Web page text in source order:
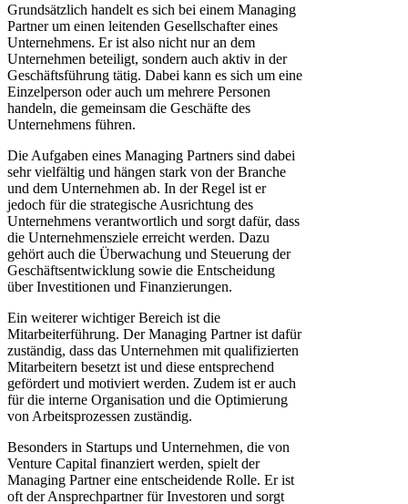
Grundsätzlich handelt es sich bei einem Managing
Partner um einen leitenden Gesellschafter eines
Unternehmens. Er ist also nicht nur an dem
Unternehmen beteiligt, sondern auch aktiv in der
Geschäftsführung tätig. Dabei kann es sich um eine
Einzelperson oder auch um mehrere Personen
handeln, die gemeinsam die Geschäfte des
Unternehmens führen.
Die Aufgaben eines Managing Partners sind dabei
sehr vielfältig und hängen stark von der Branche
und dem Unternehmen ab. In der Regel ist er
jedoch für die strategische Ausrichtung des
Unternehmens verantwortlich und sorgt dafür, dass
die Unternehmensziele erreicht werden. Dazu
gehört auch die Überwachung und Steuerung der
Geschäftsentwicklung sowie die Entscheidung
über Investitionen und Finanzierungen.
Ein weiterer wichtiger Bereich ist die
Mitarbeiterführung. Der Managing Partner ist dafür
zuständig, dass das Unternehmen mit qualifizierten
Mitarbeitern besetzt ist und diese entsprechend
gefördert und motiviert werden. Zudem ist er auch
für die interne Organisation und die Optimierung
von Arbeitsprozessen zuständig.
Besonders in Startups und Unternehmen, die von
Venture Capital finanziert werden, spielt der
Managing Partner eine entscheidende Rolle. Er ist
oft der Ansprechpartner für Investoren und sorgt